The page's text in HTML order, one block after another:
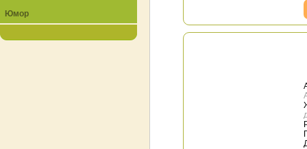
Юмор